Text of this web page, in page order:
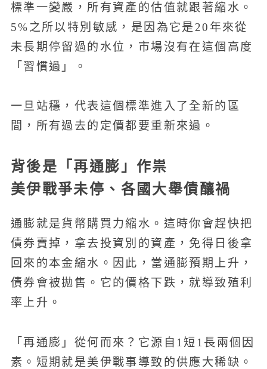
標準一變嚴，所有資產的估值就跟著縮水。
5%之所以特別敏感，是因為它是20年來從
未長期停留過的水位，市場沒有在這個高度
「習慣過」。
一旦站穩，代表這個標準進入了全新的區
間，所有過去的定價都要重新來過。
背後是「再通膨」作祟
美伊戰爭未停、各國大舉債釀禍
通膨就是貨幣購買力縮水。這時你會趕快把
債券賣掉，拿去投資別的資產，免得日後拿
回來的本金縮水。因此，當通膨預期上升，
債券會被拋售。它的價格下跌，就導致殖利
率上升。
「再通膨」從何而來？它源自1短1長兩個因
素。短期就是美伊戰事導致的供應大稀缺。